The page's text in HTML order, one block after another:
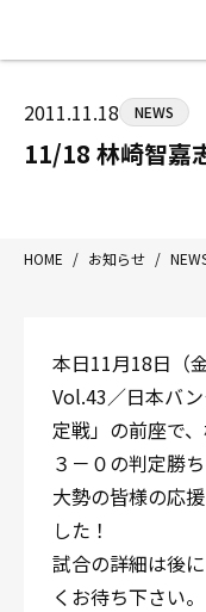
八王
〒192-0072 東
営業時間：月〜土
HOME
ジムについて
トレーニング
入会案内
2011.11.18 NEWS
11/18 林崎智嘉
HOME / お知らせ /
本日11月18日（
Vol.43／日本バ
定戦」の前座で
３－０の判定勝
大勢の皆様の応
した！
試合の詳細は後
くお待ち下さい。